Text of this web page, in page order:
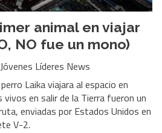
animal en viajar
NO fue un mono)
Jóvenes Líderes News
Laika viajara al espacio en
en salir de la Tierra fueron un
enviadas por Estados Unidos en
V-2.